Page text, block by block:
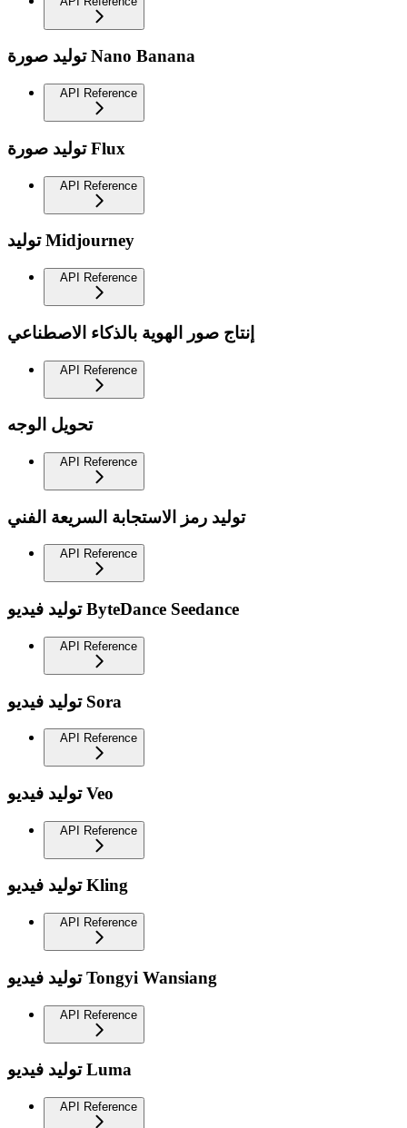
توليد صورة Nano Banana
API Reference
توليد صورة Flux
API Reference
توليد Midjourney
API Reference
إنتاج صور الهوية بالذكاء الاصطناعي
API Reference
تحويل الوجه
API Reference
توليد رمز الاستجابة السريعة الفني
API Reference
توليد فيديو ByteDance Seedance
API Reference
توليد فيديو Sora
API Reference
توليد فيديو Veo
API Reference
توليد فيديو Kling
API Reference
توليد فيديو Tongyi Wansiang
API Reference
توليد فيديو Luma
API Reference